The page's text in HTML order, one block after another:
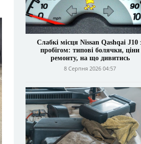
Слабкі місця Nissan Qashqai J10
пробігом: типові болячки, ціни
ремонту, на що дивитись
8 Серпня 2026 04:57